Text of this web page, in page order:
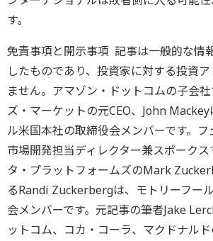
す。
免責事項と開示事項 記事は一般的な情
したものであり、投資家に対する投資
ません。アマゾン・ドットコムの子会
ズ・マーケットの元CEO、John
ル米国本社の取締役会メンバーです。
市場開発担当ディレクター兼スポークス
タ・プラットフォームズのMark
るRandi Zuckerbergは、モトリーフー
会メンバーです。元記事の筆者Jake
ットコム、コカ・コーラ、マクドナル